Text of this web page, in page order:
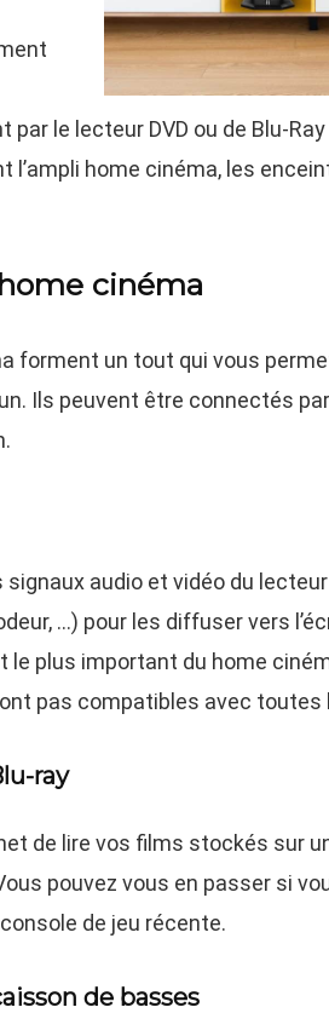
par le lecteur DVD ou de Blu-
home cinéma, les
cinéma
forment un tout qui vous
Ils peuvent être connectés
audio et vidéo du
…) pour les diffuser vers
le plus important du home
pas compatibles avec toutes
ray
de lire vos films stockés sur
pouvez vous en passer si
de jeu récente.
de basses